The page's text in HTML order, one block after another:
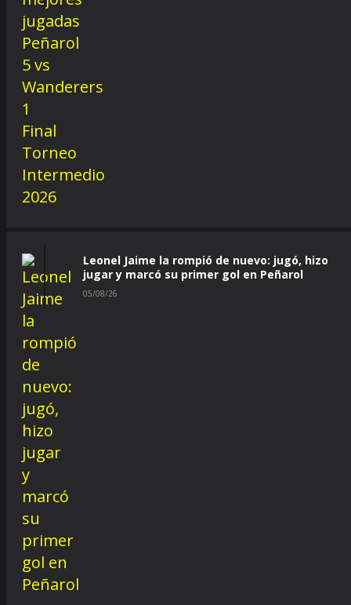
Leonel Jaime la rompió de nuevo: jugó, hizo
jugar y marcó su primer gol en Peñarol
05/08/26